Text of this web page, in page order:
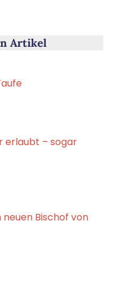
Artikel
erlaubt – sogar
Bischof von